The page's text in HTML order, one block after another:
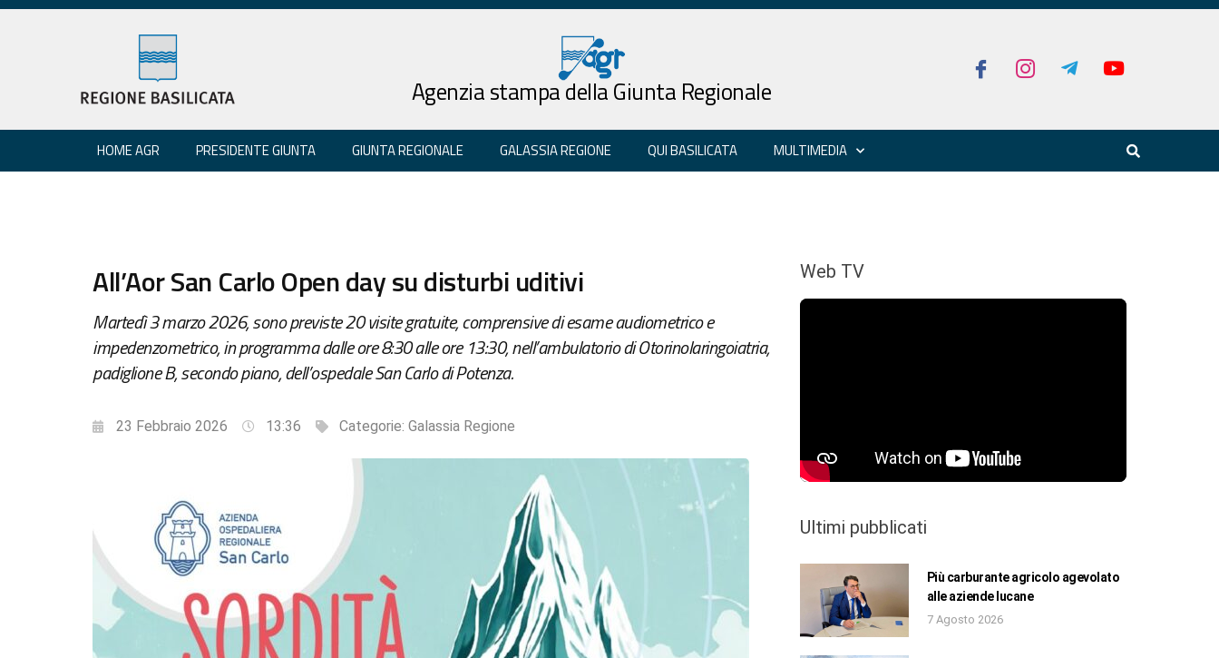
Agenzia stampa della Giunta Regionale
HOME AGR PRESIDENTE GIUNTA GIUNTA REGIONALE GALASSIA REGIONE QUI BASILICATA MULTIMEDIA
All’Aor San Carlo Open day su disturbi uditivi
Martedì 3 marzo 2026, sono previste 20 visite gratuite, comprensive di esame audiometrico e
impedenzometrico, in programma dalle ore 8:30 alle ore 13:30, nell’ambulatorio di Otorinolaringoiatria,
padiglione B, secondo piano, dell’ospedale San Carlo di Potenza.
23 Febbraio 2026 13:36 Categorie: Galassia Regione
Web TV
Ultimi pubblicati
Più carburante agricolo agevolato
alle aziende lucane
7 Agosto 2026